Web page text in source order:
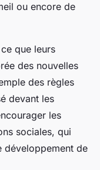
ou encore de
que leurs
des nouvelles
des règles
devant les
les
sociales, qui
développement de